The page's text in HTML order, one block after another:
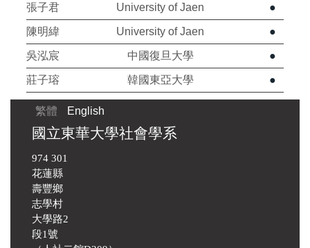
張子君 University of Jaen ●
陳明緯 University of Jaen ●
吳泓宸 中國復旦大學 ●
莊子瑢 韓國東亞大學 ●
繁體 English
國立東華大學社會學系
974 301
花蓮縣
壽豐鄉
志學村
大學路2
段1號